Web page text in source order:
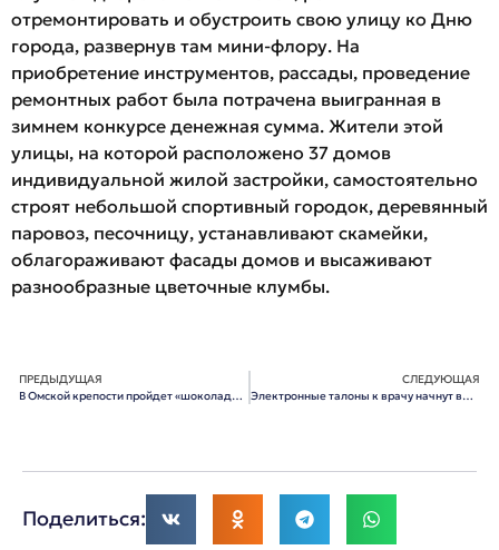
отремонтировать и обустроить свою улицу ко Дню
города, развернув там мини-флору. На
приобретение инструментов, рассады, проведение
ремонтных работ была потрачена выигранная в
зимнем конкурсе денежная сумма. Жители этой
улицы, на которой расположено 37 домов
индивидуальной жилой застройки, самостоятельно
строят небольшой спортивный городок, деревянный
паровоз, песочницу, устанавливают скамейки,
облагораживают фасады домов и высаживают
разнообразные цветочные клумбы.
ПРЕДЫДУЩАЯ
В Омской крепости пройдет «шоколадный» праздник
СЛЕДУЮЩАЯ
Электронные талоны к врачу начнут выдавать в трех поликлиниках
Поделиться: